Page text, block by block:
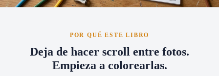
POR QUÉ ESTE LIBRO
Deja de hacer scroll entre fotos.
Empieza a colorearlas.